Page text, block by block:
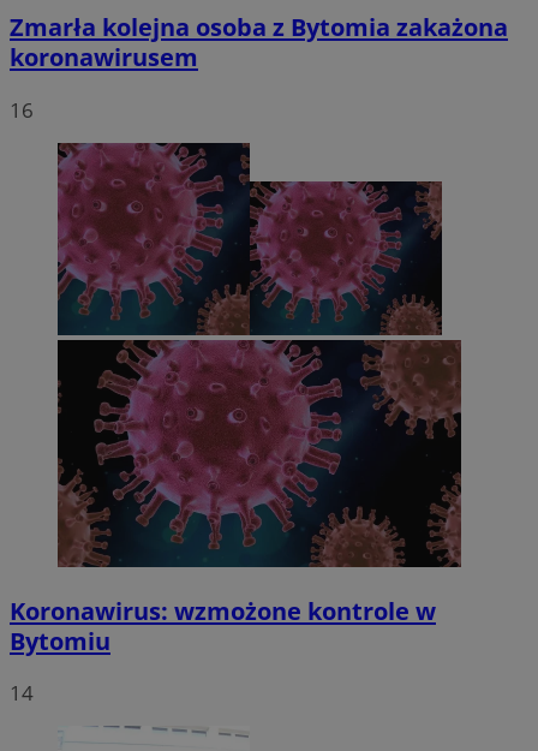
Zmarła kolejna osoba z Bytomia zakażona
koronawirusem
16
Koronawirus: wzmożone kontrole w
Bytomiu
14